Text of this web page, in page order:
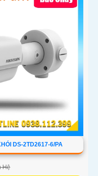
DS-2TD2617-6/PA
Hệ